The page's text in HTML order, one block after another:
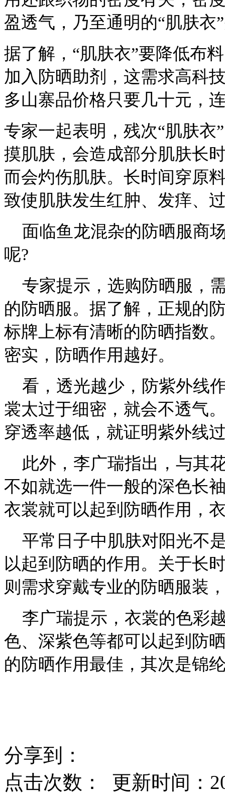
盈透气，乃至通明的“肌肤衣
据了解，“肌肤衣”要降低布
加入防晒助剂，这需求高科
多山寨品价格只要几十元，
专家一起表明，残次“肌肤
摸肌肤，会造成部分肌肤长
而会灼伤肌肤。长时间穿原
致使肌肤发生红肿、发痒、
面临鱼龙混杂的防晒服商
呢?
专家提示，选购防晒服，
的防晒服。据了解，正规的
标牌上标有清晰的防晒指数
密实，防晒作用越好。
看，透光越少，防紫外线
裳太过于细密，就会不透气
穿透率越低，就证明紫外线
此外，李广瑞指出，与其
不如就选一件一般的深色长
衣裳就可以起到防晒作用，
平常日子中肌肤对阳光不
以起到防晒的作用。关于长
则需求穿戴专业的防晒服装
李广瑞提示，衣裳的色彩
色、深紫色等都可以起到防
的防晒作用最佳，其次是锦
分享到：
点击次数：
更新时间：